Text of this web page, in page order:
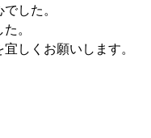
した。
。
しくお願いします。